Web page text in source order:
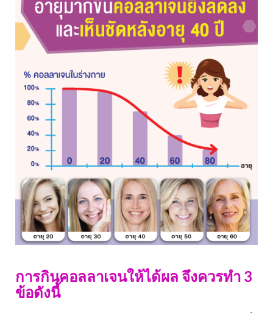
การกินคอลลาเจนให้ได้ผล จึงควรทำ 3
ข้อดังนี้